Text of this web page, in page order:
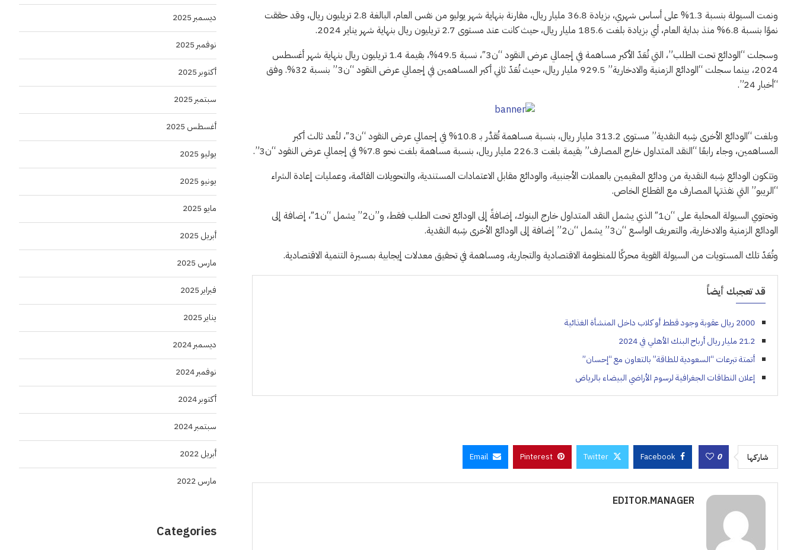
ونمت السيولة بنسبة 1.3% على أساس شهري، بزيادة 36.8 مليار ريال، مقارنة بنهاية شهر يوليو من نفس العام، البالغة 2.8 تريليون ريال، وقد حققت
نموًا بنسبة 6.8% منذ بداية العام، أي بزيادة بلغت 185.6 مليار ريال، حيث كانت عند مستوى 2.7 تريليون ريال بنهاية شهر يناير 2024.
وسجلت “الودائع تحت الطلب”، التي تُعَدّ الأكبر مساهمة في إجمالي عرض النقود “ن3″، نسبة 49.5%، بقيمة 1.4 تريليون ريال بنهاية شهر أغسطس
2024، بينما سجلت “الودائع الزمنية والادخارية” 929.5 مليار ريال، حيث تُعَدّ ثاني أكبر المساهمين في إجمالي عرض النقود “ن3” بنسبة 32%. وفق
“أخبار 24”.
وبلغت “الودائع الأخرى شِبه النقدية” مستوى 313.2 مليار ريال، بنسبة مساهمة تُقدَّر بـ 10.8% في إجمالي عرض النقود “ن3″، لتُعد ثالث أكبر
المساهمين، وجاء رابعًا “النقد المتداول خارج المصارف” بقيمة بلغت 226.3 مليار ريال، بنسبة مساهمة بلغت نحو 7.8% في إجمالي عرض النقود “ن3”.
وتتكون الودائع شِبه النقدية من ودائع المقيمين بالعملات الأجنبية، والودائع مقابل الاعتمادات المستندية، والتحويلات القائمة، وعمليات إعادة الشراء
“الريبو” التي نفذتها المصارف مع القطاع الخاص.
وتحتوي السيولة المحلية على “ن1″ الذي يشمل النقد المتداول خارج البنوك، إضافةً إلى الودائع تحت الطلب فقط، و”ن2” يشمل “ن1″، إضافة إلى
الودائع الزمنية والادخارية، والتعريف الواسع “ن3” يشمل “ن2” إضافة إلى الودائع الأخرى شِبه النقدية.
وتُعَدّ تلك المستويات من السيولة القوية محركًا للمنظومة الاقتصادية والتجارية، ومساهمة في تحقيق معدلات إيجابية بمسيرة التنمية الاقتصادية.
قد تعجبك أيضاً
2000 ريال عقوبة وجود قطط أو كلاب داخل المنشأة الغذائية
21.2 مليار ريال أرباح البنك الأهلي في 2024
أتمتة تبرعات “السعودية للطاقة” بالتعاون مع “إحسان”
إعلان النطاقات الجغرافية لرسوم الأراضي البيضاء بالرياض
شاركها 0
Facebook
Twitter
Pinterest
Email
EDITOR.MANAGER
ديسمبر 2025
نوفمبر 2025
أكتوبر 2025
سبتمبر 2025
أغسطس 2025
يوليو 2025
يونيو 2025
مايو 2025
أبريل 2025
مارس 2025
فبراير 2025
يناير 2025
ديسمبر 2024
نوفمبر 2024
أكتوبر 2024
سبتمبر 2024
أبريل 2022
مارس 2022
Categories